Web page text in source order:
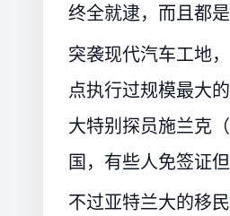
终全就逮，而且都是
突袭现代汽车工地
点执行过规模最大
大特别探员施兰克
国，有些人免签证
不过亚特兰大的移